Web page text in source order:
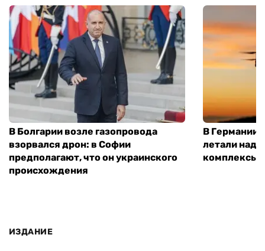
В Болгарии возле газопровода
взорвался дрон: в Софии
предполагают, что он украинского
происхождения
В Германии
летали над
комплексы
ИЗДАНИЕ